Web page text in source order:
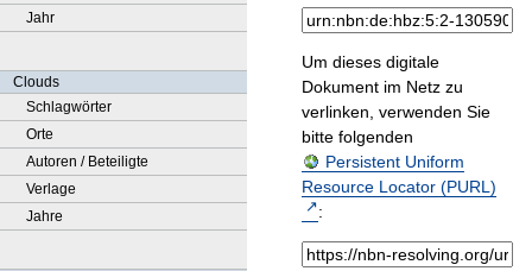
Jahr
Clouds
Schlagwörter
Orte
Autoren / Beteiligte
Verlage
Jahre
Um dieses digitale
Dokument im Netz zu
verlinken, verwenden Sie
bitte folgenden
Persistent Uniform
Resource Locator (PURL)
: